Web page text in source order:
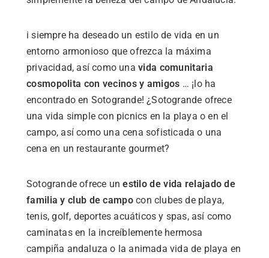
i siempre ha deseado un estilo de vida en un
entorno armonioso que ofrezca la máxima
privacidad, así como una vida comunitaria
cosmopolita con vecinos y amigos … ¡lo ha
encontrado en Sotogrande! ¿Sotogrande ofrece
una vida simple con picnics en la playa o en el
campo, así como una cena sofisticada o una
cena en un restaurante gourmet?
Sotogrande ofrece unestilo de vida relajado de
familia y club de campocon clubes de playa,
tenis, golf, deportes acuáticos y spas, así como
caminatas en la increíblemente hermosa
campiña andaluza o la animada vida de playa en